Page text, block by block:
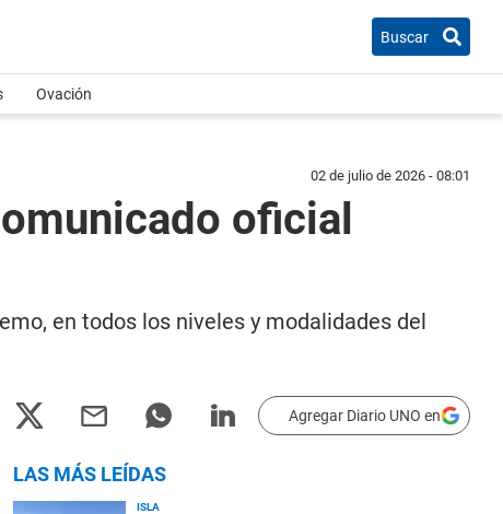
Buscar
Ovación
02 de julio de 2026 - 08:01
oficial
en todos los niveles y modalidades del
Agregar Diario UNO en
LAS MÁS LEÍDAS
ISLA